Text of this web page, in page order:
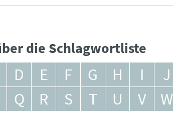
die Schlagwortliste
D E F G H I J
Q R S T U V W